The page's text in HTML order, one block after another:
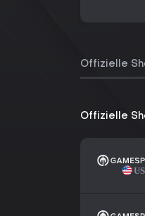
Offizielle
Offizielle